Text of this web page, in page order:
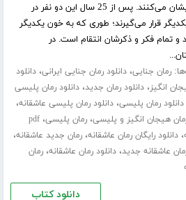
جا‌به‌جایشان می‌کنند. پس از 25 سال این دو نفر در
قرار می‌گیرند؛ طوری که به خون یکدیگر
و تمام فکر و ذکرشان انتقام است. در
رمان جنایی،دانلود رمان جنایی ایرانی،دانلود
انگیز،دانلود رمان جدید،دانلود رمان پلیسی
دانلود رمان پلیسی،دانلود رمان پلیسی عاشقانه،
هیجان انگیز و پلیسی،رمان پلیسی،pdf
،دانلود رایگان رمان عاشقانه،رمان جدید عاشقانه،
عاشقانه جدید،دانلود رمان عاشقانه،رمان
دانلود کتاب